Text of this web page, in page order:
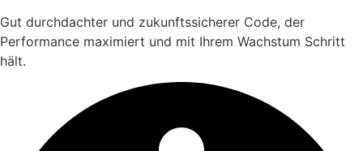
Gut durchdachter und zukunftssicherer Code, der
Performance maximiert und mit Ihrem Wachstum Schritt
hält.